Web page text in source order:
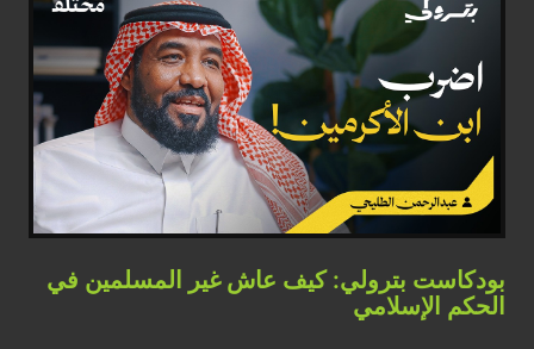
بودكاست بترولي: كيف عاش غير المسلمين في
الحكم الإسلامي